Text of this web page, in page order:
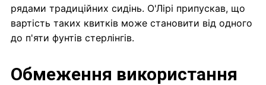
рядами традиційних сидінь. О'Лірі припускав, що
вартість таких квитків може становити від одного
до п'яти фунтів стерлінгів.
Обмеження використання